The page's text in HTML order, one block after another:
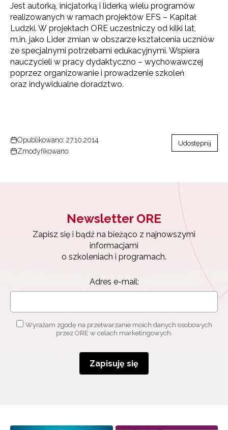
Jest autorką, inicjatorką i liderką wielu programów
realizowanych w ramach projektów EFS – Kapitał
Ludzki. W projektach ORE uczestniczy od kilki lat,
m.in. jako Lider zmian w obszarze kształcenia uczniów
ze specjalnymi potrzebami edukacyjnymi. Wspiera
nauczycieli w pracy dydaktyczno – wychowawczej
poprzez organizowanie i prowadzenie szkoleń
oraz indywidualne doradztwo.
Opublikowano: 27.10.2014
Zmodyfikowano:
Udostępnij
Newsletter ORE
Zapisz się i bądź na bieżąco z najnowszymi
informacjami
o szkoleniach i programach.
Adres e-mail:
Wyrażam zgodę na przetwarzanie moich danych osobowych
przez ORE w celach marketingowych.
Zapisuję się